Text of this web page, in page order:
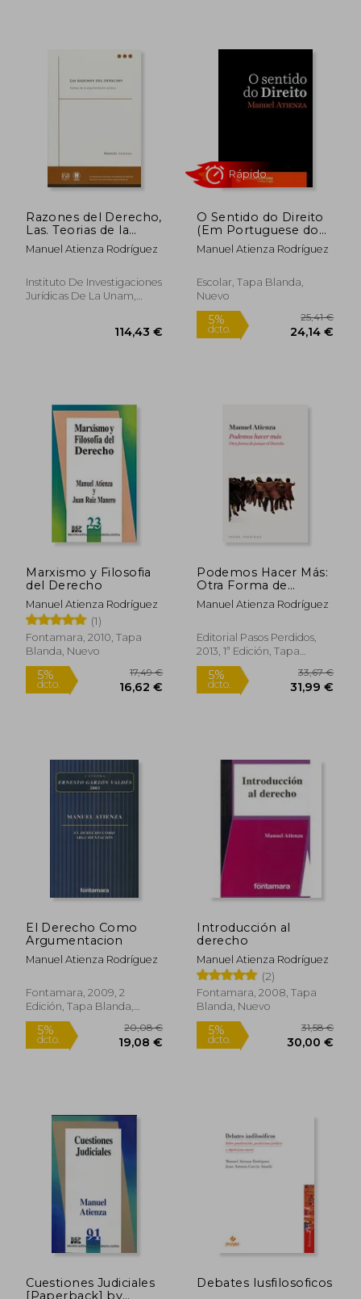
5%
dcto.
14,00 €
13,30 €
5%
dcto.
Razones del Derecho,
Las. Teorias de la
Argumentacion
Juridica
Manuel Atienza Rodríguez
Instituto De Investigaciones
Jurídicas De La Unam,
114,43 €
O Sentido do Direito
(Em Portuguese do
Brasil)
Manuel Atienza Rodríguez
Escolar, Tapa Blanda,
Nuevo
5%
dcto.
Rápido
Marxismo y Filosofia
del Derecho
Manuel Atienza Rodríguez
(1)
Fontamara, 2010, Tapa
Blanda, Nuevo
Podemos Hacer Más:
Otra Forma de
Pensar el Derecho
Manuel Atienza Rodríguez
Editorial Pasos Perdidos,
2013, 1ª Edición, Tapa
Blanda, Nuevo
El Derecho Como
Argumentacion
Manuel Atienza Rodríguez
Fontamara, 2009, 2
Edición, Tapa Blanda,
Nuevo
Introducción al
derecho
Manuel Atienza Rodríguez
(2)
Fontamara, 2008, Tapa
Blanda, Nuevo
Cuestiones Judiciales
[Paperback] by
Debates Iusfilosoficos